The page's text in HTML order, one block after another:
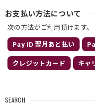
お支払い方法について
次の方法がご利用頂けます。
Pay ID 翌月あと払い
クレジットカード キャ
SEARCH